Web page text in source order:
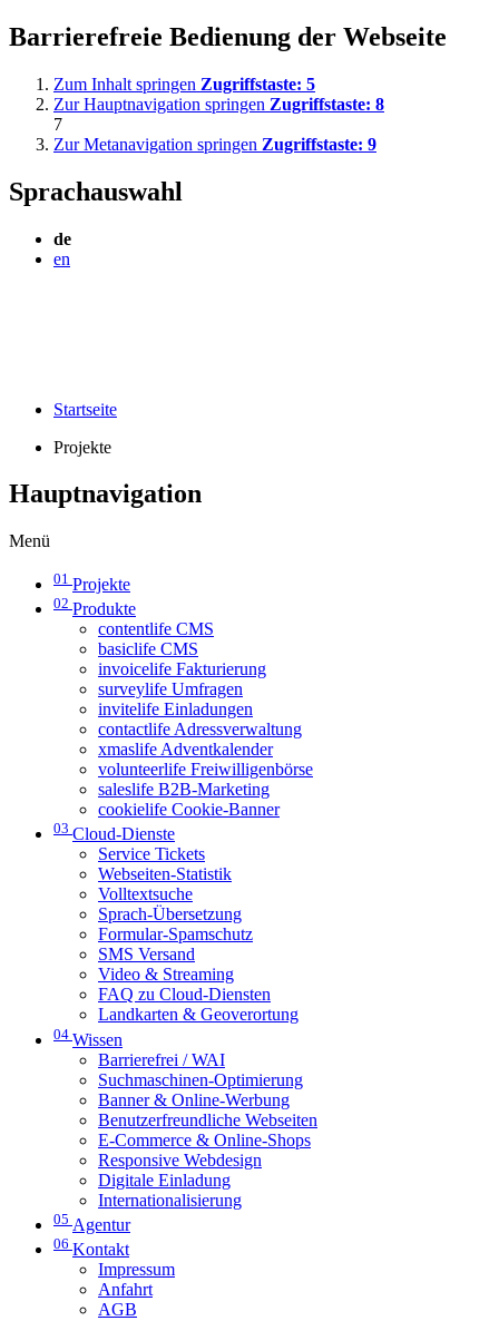
Barrierefreie Bedienung der Webseite
Zum Inhalt springen Zugriffstaste: 5
Zur Hauptnavigation springen Zugriffstaste: 8
7
Zur Metanavigation springen Zugriffstaste: 9
Sprachauswahl
de
en
Startseite
Projekte
Hauptnavigation
Menü
01 Projekte
02 Produkte
contentlife CMS
basiclife CMS
invoicelife Fakturierung
surveylife Umfragen
invitelife Einladungen
contactlife Adressverwaltung
xmaslife Adventkalender
volunteerlife Freiwilligenbörse
saleslife B2B-Marketing
cookielife Cookie-Banner
03 Cloud-Dienste
Service Tickets
Webseiten-Statistik
Volltextsuche
Sprach-Übersetzung
Formular-Spamschutz
SMS Versand
Video & Streaming
FAQ zu Cloud-Diensten
Landkarten & Geoverortung
04 Wissen
Barrierefrei / WAI
Suchmaschinen-Optimierung
Banner & Online-Werbung
Benutzerfreundliche Webseiten
E-Commerce & Online-Shops
Responsive Webdesign
Digitale Einladung
Internationalisierung
05 Agentur
06 Kontakt
Impressum
Anfahrt
AGB